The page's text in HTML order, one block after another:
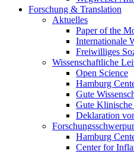
Forschung & Translation
Aktuelles
Paper of the
Internationale
Freiwilliges
Wissenschaftliche
Open Science
Hamburg
Gute
Gute Klinische
Deklaration
Hamburg
Center for